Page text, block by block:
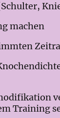
machen
Training